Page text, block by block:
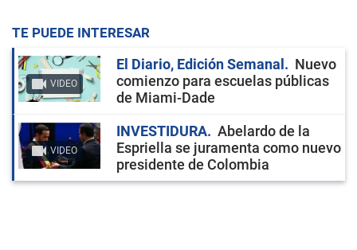
TE PUEDE INTERESAR
VIDEO
El Diario, Edición Semanal
Nuevo
comienzo para escuelas públicas
de Miami-Dade
VIDEO
INVESTIDURA
Abelardo de la
Espriella se juramenta como nuevo
presidente de Colombia